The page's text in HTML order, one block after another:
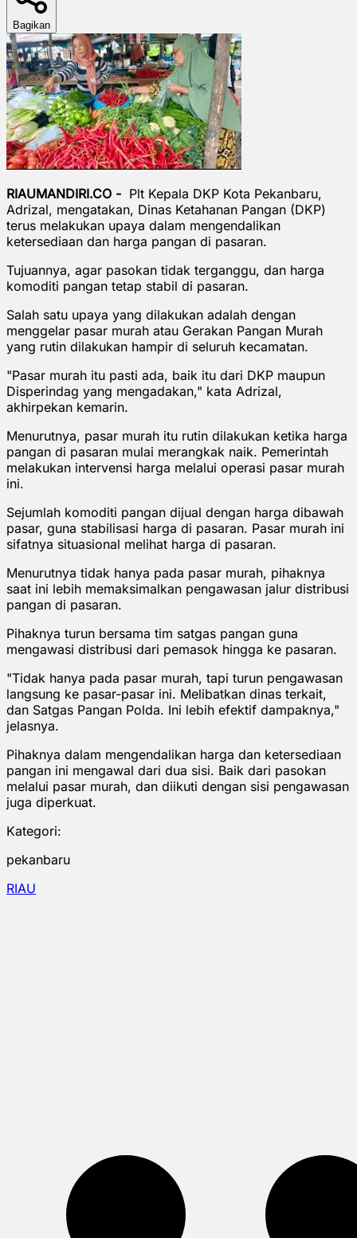
Bagikan
RIAUMANDIRI.CO - Plt Kepala DKP Kota Pekanbaru,
Adrizal, mengatakan, Dinas Ketahanan Pangan (DKP)
terus melakukan upaya dalam mengendalikan
ketersediaan dan harga pangan di pasaran.
Tujuannya, agar pasokan tidak terganggu, dan harga
komoditi pangan tetap stabil di pasaran.
Salah satu upaya yang dilakukan adalah dengan
menggelar pasar murah atau Gerakan Pangan Murah
yang rutin dilakukan hampir di seluruh kecamatan.
"Pasar murah itu pasti ada, baik itu dari DKP maupun
Disperindag yang mengadakan," kata Adrizal,
akhirpekan kemarin.
Menurutnya, pasar murah itu rutin dilakukan ketika harga
pangan di pasaran mulai merangkak naik. Pemerintah
melakukan intervensi harga melalui operasi pasar murah
ini.
Sejumlah komoditi pangan dijual dengan harga dibawah
pasar, guna stabilisasi harga di pasaran. Pasar murah ini
sifatnya situasional melihat harga di pasaran.
Menurutnya tidak hanya pada pasar murah, pihaknya
saat ini lebih memaksimalkan pengawasan jalur distribusi
pangan di pasaran.
Pihaknya turun bersama tim satgas pangan guna
mengawasi distribusi dari pemasok hingga ke pasaran.
"Tidak hanya pada pasar murah, tapi turun pengawasan
langsung ke pasar-pasar ini. Melibatkan dinas terkait,
dan Satgas Pangan Polda. Ini lebih efektif dampaknya,"
jelasnya.
Pihaknya dalam mengendalikan harga dan ketersediaan
pangan ini mengawal dari dua sisi. Baik dari pasokan
melalui pasar murah, dan diikuti dengan sisi pengawasan
juga diperkuat.
Kategori:
pekanbaru
RIAU